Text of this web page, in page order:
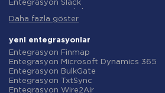
Entegrasyon Slack
Entegrasyon Gmail
Entegrasyon ClickUp
Entegrasyon Airtable
Entegrasyon Google Contacts
Entegrasyon OpenAI (ChatGPT)
Entegrasyon Instagram
Entegrasyon ActiveCampaign
Daha fazla göster
yeni entegrasyonlar
Entegrasyon Finmap
Entegrasyon Microsoft Dynamics 365
Entegrasyon BulkGate
Entegrasyon TxtSync
Entegrasyon Wire2Air